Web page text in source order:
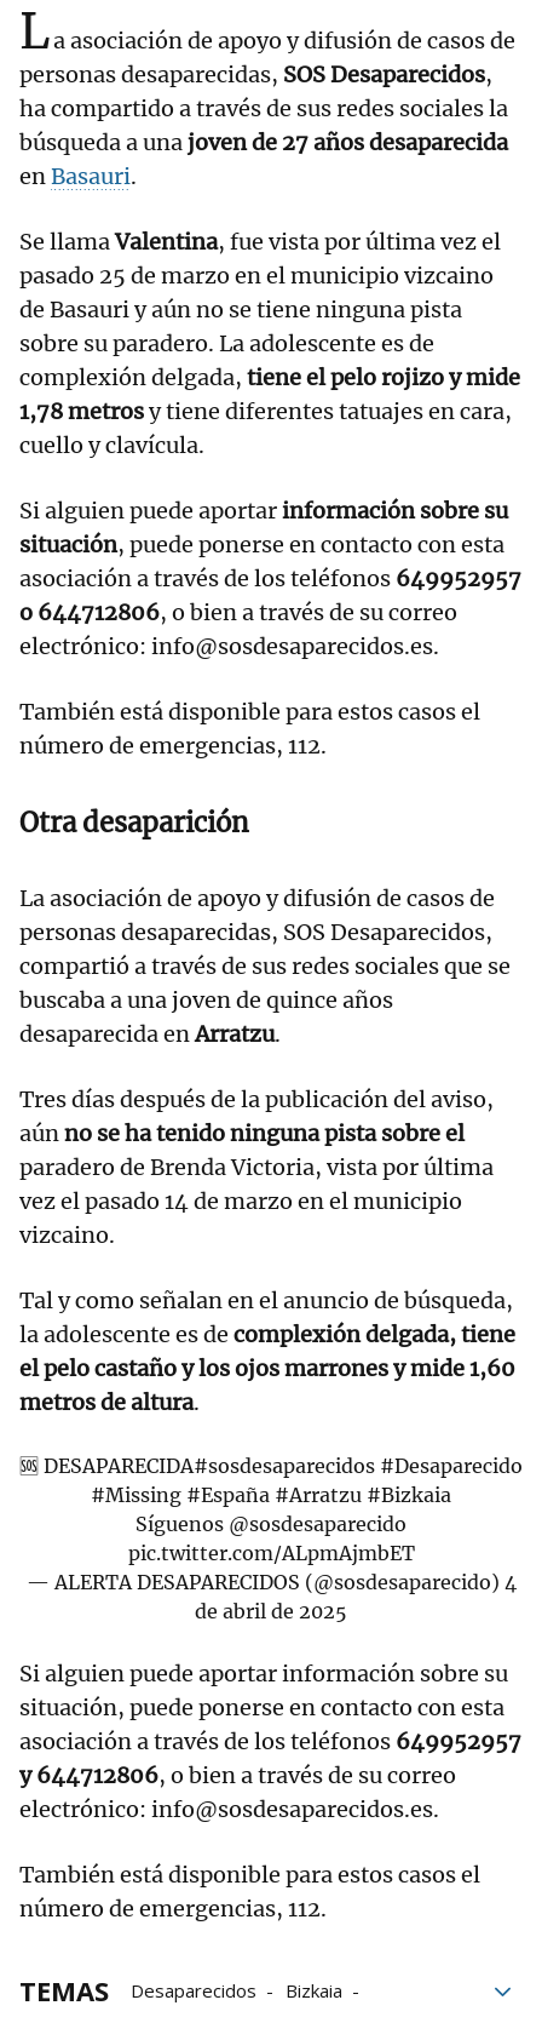
La asociación de apoyo y difusión de casos de
personas desaparecidas, SOS Desaparecidos,
ha compartido a través de sus redes sociales la
búsqueda a unajoven de 27 años desaparecida
enBasauri.
Se llamaValentina, fue vista por última vez el
pasado 25 de marzo en el municipio vizcaino
de Basauri y aún no se tiene ninguna pista
sobre su paradero. La adolescente es de
complexión delgada, tiene el pelo rojizo y mide
1,78 metrosy tiene diferentes tatuajes en cara,
cuello y clavícula.
Si alguien puede aportarinformación sobre su
situación, puede ponerse en contacto con esta
asociación a través de los teléfonos 649952957
o 644712806, o bien a través de su correo
electrónico: info@sosdesaparecidos.es.
También está disponible para estos casos el
número de emergencias, 112.
Otra desaparición
La asociación de apoyo y difusión de casos de
personas desaparecidas, SOS Desaparecidos,
compartió a través de sus redes sociales que se
buscaba a una joven de quince años
desaparecida enArratzu.
Tres días después de la publicación del aviso,
aúnno se ha tenido ninguna pista sobre el
paradero de Brenda Victoria, vista por última
vez el pasado 14 de marzo en el municipio
vizcaino.
Tal y como señalan en el anuncio de búsqueda,
la adolescente es de complexión delgada, tiene
el pelo castaño y los ojos marrones y mide 1,60
metros de altura.
🆘 DESAPARECIDA#sosdesaparecidos #Desaparecido
#Missing #España #Arratzu #Bizkaia
Síguenos @sosdesaparecido
pic.twitter.com/ALpmAjmbET
— ALERTA DESAPARECIDOS (@sosdesaparecido) 4
de abril de 2025
Si alguien puede aportar información sobre su
situación, puede ponerse en contacto con esta
asociación a través de los teléfonos 649952957
y 644712806, o bien a través de su correo
electrónico: info@sosdesaparecidos.es.
También está disponible para estos casos el
número de emergencias, 112.
TEMAS Desaparecidos
Bizkaia